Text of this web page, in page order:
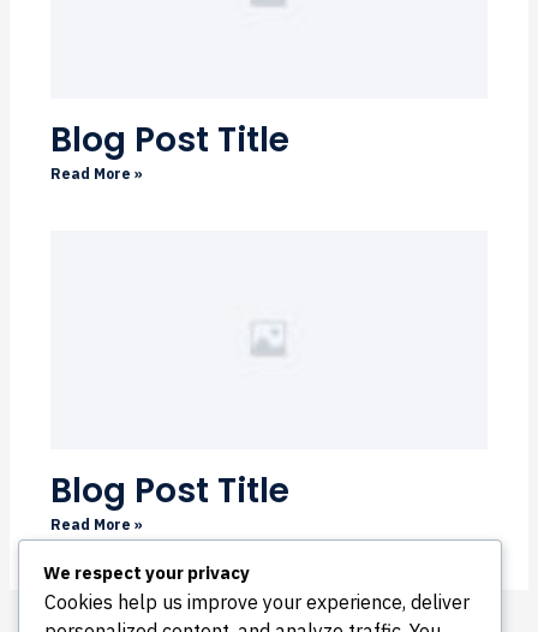
Blog Post Title
Read More »
Blog Post Title
Read More »
We respect your privacy
Cookies help us improve your experience, deliver